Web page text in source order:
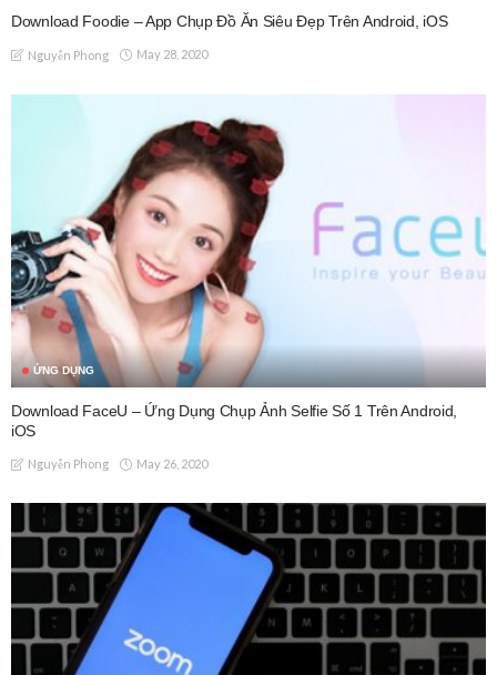
Download Foodie – App Chụp Đồ Ăn Siêu Đẹp Trên Android, iOS
Nguyễn Phong May 28, 2020
ỨNG DỤNG
Download FaceU – Ứng Dụng Chụp Ảnh Selfie Số 1 Trên Android,
iOS
Nguyễn Phong May 26, 2020